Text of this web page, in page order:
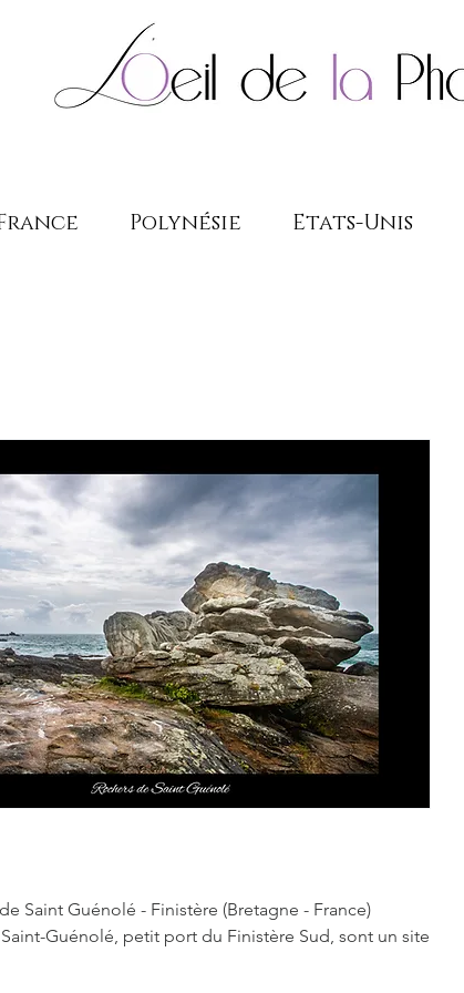
Polynésie Etats-Unis
Saint Guénolé - Finistère (Bretagne - France)
Guénolé, petit port du Finistère Sud, sont un site